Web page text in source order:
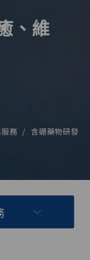
、維
務 含硼藥物研發